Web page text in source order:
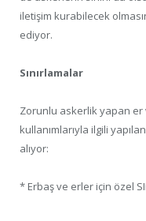
iletişim kurabilecek
ediyor.
Sınırlamalar
Zorunlu askerlik yapan er
kullanımlarıyla ilgili
alıyor:
* Erbaş ve erler için özel